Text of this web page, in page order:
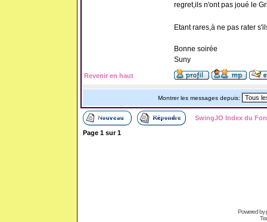
regret,ils n'ont pas joué le
Etant rares,à ne pas rater
Bonne soirée
Suny
Revenir en haut
Montrer les messages depuis:
SwingJO Index du
Page 1sur1
Powered by